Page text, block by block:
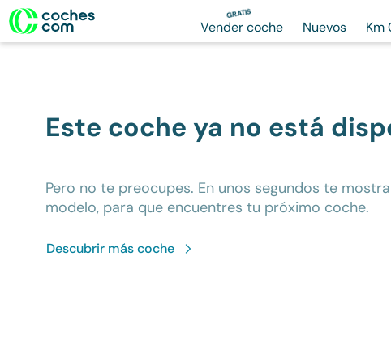
GRATIS
Vender coche Nuevos Km
Este coche ya no está
Pero no te preocupes. En unos segundos te
modelo, para que encuentres tu próximo coche.
Descubrir máscoche